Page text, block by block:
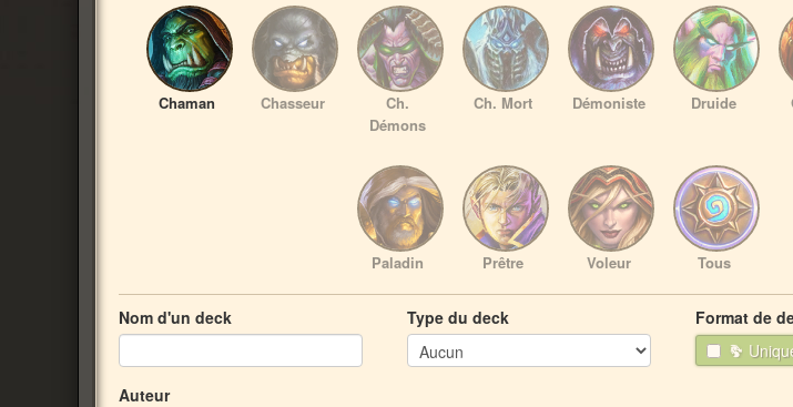
Chaman Chasseur
Ch.
Démons
Ch. Mort Démoniste Druide
Paladin Prêtre Voleur Tous
Nom d'un deck
Auteur
Type du deck
Format de